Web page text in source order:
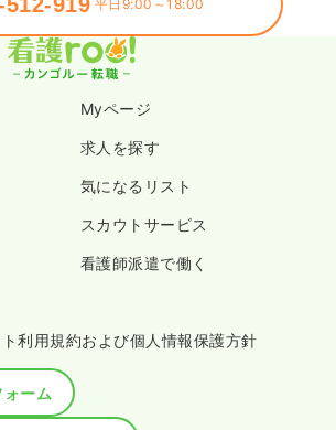
512-919 平日9:00～18:00
Myページ
求人を探す
気になるリスト
スカウトサービス
看護師派遣で働く
利用規約および個人情報保護方針
ーム